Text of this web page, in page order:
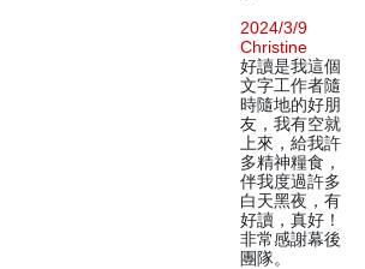
2024/3/9
Christine
好讀是我這個
文字工作者隨
時隨地的好朋
友，我有空就
上來，給我許
多精神糧食，
伴我度過許多
白天黑夜，有
好讀，真好！
非常感謝幕後
團隊。